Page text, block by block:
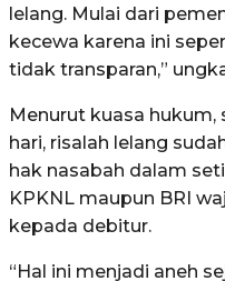
lelang. Mulai dari
kecewa karena ini
tidak transparan,”
Menurut kuasa hukum,
hari, risalah lelang
hak nasabah dalam
KPKNL maupun BRI
kepada debitur.
“Hal ini menjadi aneh